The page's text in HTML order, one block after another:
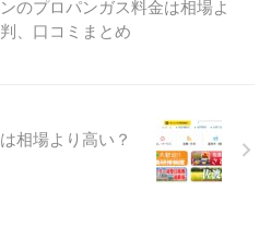
のプロパンガス料金は相場よ
、口コミまとめ
相場より高い？